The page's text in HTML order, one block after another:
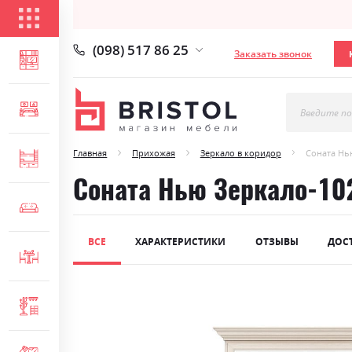
ГОСТИНАЯ
СПАЛЬНЯ
ДЕТСКАЯ
(098) 517 86 25 Заказать звонок
Введите
Главная Прихожая Зеркало в коридор Соната
Соната Нью Зеркало-
ВСЕ ХАРАКТЕРИСТИКИ ОТЗЫВЫ